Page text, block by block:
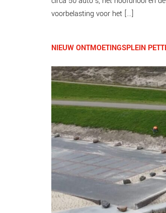
voorbelasting voor het […]
NIEUW ONTMOETINGSPLEIN